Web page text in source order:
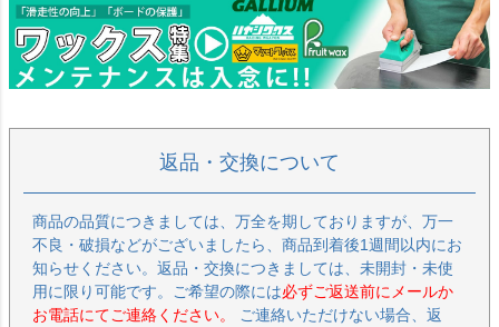
返品・交換について
商品の品質につきましては、万全を期しておりますが、万一
不良・破損などがございましたら、商品到着後1週間以内にお
知らせください。返品・交換につきましては、未開封・未使
用に限り可能です。ご希望の際には必ずご返送前にメールか
お電話にてご連絡ください。
ご連絡いただけない場合、返